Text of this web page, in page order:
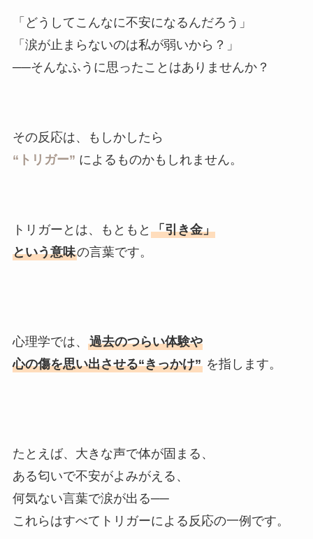
「どうしてこんなに不安になるんだろう」
「涙が止まらないのは私が弱いから？」
──そんなふうに思ったことはありませんか？
その反応は、もしかしたら
“トリガー” によるものかもしれません。
トリガーとは、もともと 「引き金」
という意味の言葉です。
心理学では、 過去のつらい体験や
心の傷を思い出させる“きっかけ”を指します。
たとえば、大きな声で体が固まる、
ある匂いで不安がよみがえる、
何気ない言葉で涙が出る──
これらはすべてトリガーによる反応の一例です。